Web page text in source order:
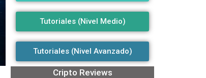
Tutoriales (Nivel Medio)
Tutoriales (Nivel Avanzado)
Cripto Reviews